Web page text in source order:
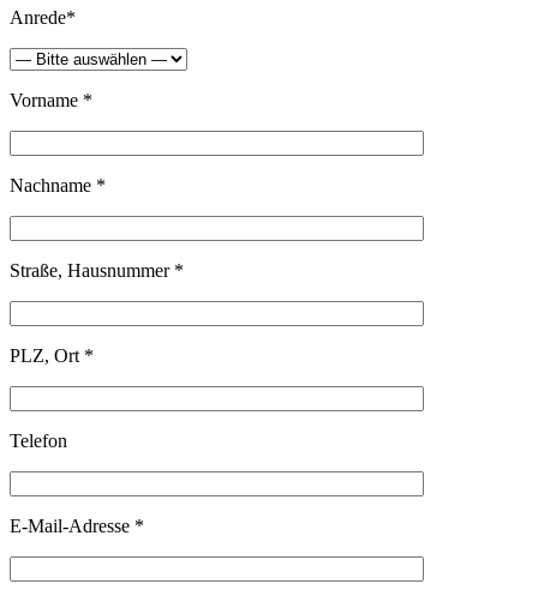
Anrede*
Vorname *
Nachname *
Straße, Hausnummer *
PLZ, Ort *
Telefon
E-Mail-Adresse *